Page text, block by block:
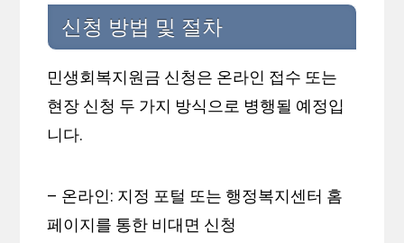
신청 방법 및 절차
민생회복지원금 신청은 온라인 접수 또는
현장 신청 두 가지 방식으로 병행될 예정입
니다.
– 온라인: 지정 포털 또는 행정복지센터 홈
페이지를 통한 비대면 신청